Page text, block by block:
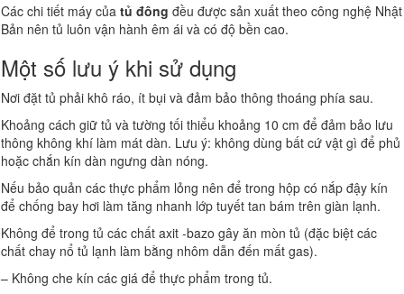
Các chi tiết máy của tủ đông đều được sản xuất theo công nghệ Nhật
Bản nên tủ luôn vận hành êm ái và có độ bền cao.
Một số lưu ý khi sử dụng
Nơi đặt tủ phải khô ráo, ít bụi và đảm bảo thông thoáng phía sau.
Khoảng cách giữ tủ và tường tối thiểu khoảng 10 cm để đảm bảo lưu
thông không khí làm mát dàn. Lưu ý: không dùng bất cứ vật gì để phủ
hoặc chắn kín dàn ngưng dàn nóng.
Nếu bảo quản các thực phẩm lỏng nên để trong hộp có nắp đậy kín
để chống bay hơi làm tăng nhanh lớp tuyết tan bám trên giàn lạnh.
Không để trong tủ các chất axit -bazo gây ăn mòn tủ (đặc biệt các
chất chay nổ tủ lạnh làm bằng nhôm dẫn đến mất gas).
– Không che kín các giá để thực phẩm trong tủ.